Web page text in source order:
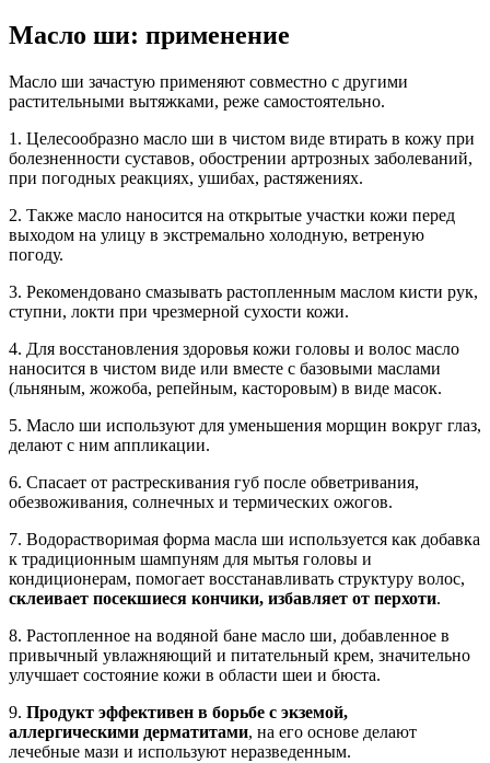
Масло ши: применение
Масло ши зачастую применяют совместно с другими
растительными вытяжками, реже самостоятельно.
1. Целесообразно масло ши в чистом виде втирать в кожу при
болезненности суставов, обострении артрозных заболеваний,
при погодных реакциях, ушибах, растяжениях.
2. Также масло наносится на открытые участки кожи перед
выходом на улицу в экстремально холодную, ветреную
погоду.
3. Рекомендовано смазывать растопленным маслом кисти рук,
ступни, локти при чрезмерной сухости кожи.
4. Для восстановления здоровья кожи головы и волос масло
наносится в чистом виде или вместе с базовыми маслами
(льняным, жожоба, репейным, касторовым) в виде масок.
5. Масло ши используют для уменьшения морщин вокруг глаз,
делают с ним аппликации.
6. Спасает от растрескивания губ после обветривания,
обезвоживания, солнечных и термических ожогов.
7. Водорастворимая форма масла ши используется как добавка
к традиционным шампуням для мытья головы и
кондиционерам, помогает восстанавливать структуру волос,
склеивает посекшиеся кончики, избавляет от перхоти.
8. Растопленное на водяной бане масло ши, добавленное в
привычный увлажняющий и питательный крем, значительно
улучшает состояние кожи в области шеи и бюста.
9. Продукт эффективен в борьбе с экземой,
аллергическими дерматитами, на его основе делают
лечебные мази и используют неразведенным.